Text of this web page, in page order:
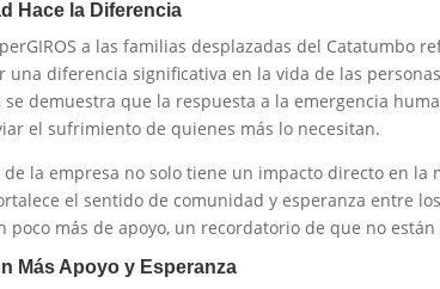
Hace la Diferencia
a las familias desplazadas del Catatumbo
una diferencia significativa en la vida de las
se demuestra que la respuesta a la emergencia
el sufrimiento de quienes más lo necesitan.
de la empresa no solo tiene un impacto directo en la
el sentido de comunidad y esperanza entre
poco más de apoyo, un recordatorio de que no
Más Apoyo y Esperanza